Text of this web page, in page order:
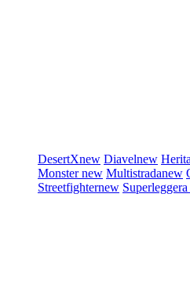
DesertXnew Diavelnew
Monsternew Multistradanew
Streetfighternew Superleggera